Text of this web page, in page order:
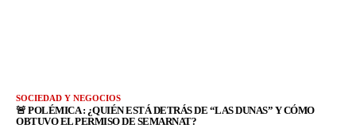
SOCIEDAD Y NEGOCIOS
🚨 POLÉMICA : ¿QUIÉN ESTÁ DETRÁS DE “LAS DUNAS” Y CÓMO
OBTUVO EL PERMISO DE SEMARNAT?